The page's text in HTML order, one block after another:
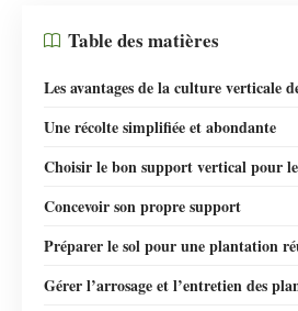
Table des matières
Les avantages de la culture verticale
Une récolte simplifiée et abondante
Choisir le bon support vertical pour
Concevoir son propre support
Préparer le sol pour une plantation
Gérer l’arrosage et l’entretien des